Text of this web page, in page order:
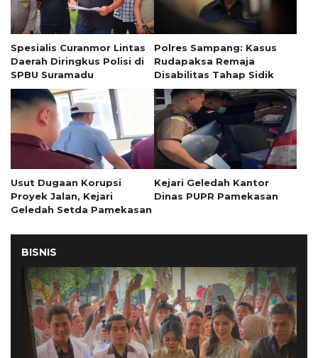
Spesialis Curanmor Lintas
Daerah Diringkus Polisi di
SPBU Suramadu
Polres Sampang: Kasus
Rudapaksa Remaja
Disabilitas Tahap Sidik
Usut Dugaan Korupsi
Proyek Jalan, Kejari
Geledah Setda Pamekasan
Kejari Geledah Kantor
Dinas PUPR Pamekasan
BISNIS